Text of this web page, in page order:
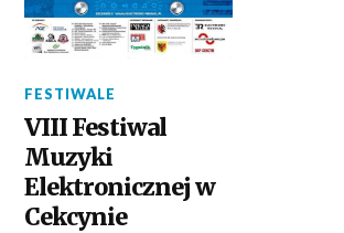
FESTIWALE
VIII Festiwal
Muzyki
Elektronicznej w
Cekcynie